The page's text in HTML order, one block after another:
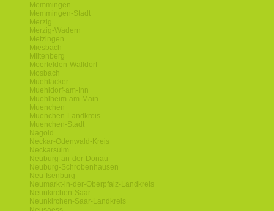
Memmingen
Memmingen-Stadt
Merzig
Merzig-Wadern
Metzingen
Miesbach
Miltenberg
Moerfelden-Walldorf
Mosbach
Muehlacker
Muehldorf-am-Inn
Muehlheim-am-Main
Muenchen
Muenchen-Landkreis
Muenchen-Stadt
Nagold
Neckar-Odenwald-Kreis
Neckarsulm
Neuburg-an-der-Donau
Neuburg-Schrobenhausen
Neu-Isenburg
Neumarkt-in-der-Oberpfalz-Landkreis
Neunkirchen-Saar
Neunkirchen-Saar-Landkreis